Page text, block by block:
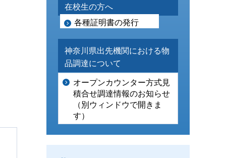
在校生の方へ
各種証明書の発行
神奈川県出先機関における物
品調達について
オープンカウンター方式見
積合せ調達情報のお知らせ
（別ウィンドウで開きま
す）